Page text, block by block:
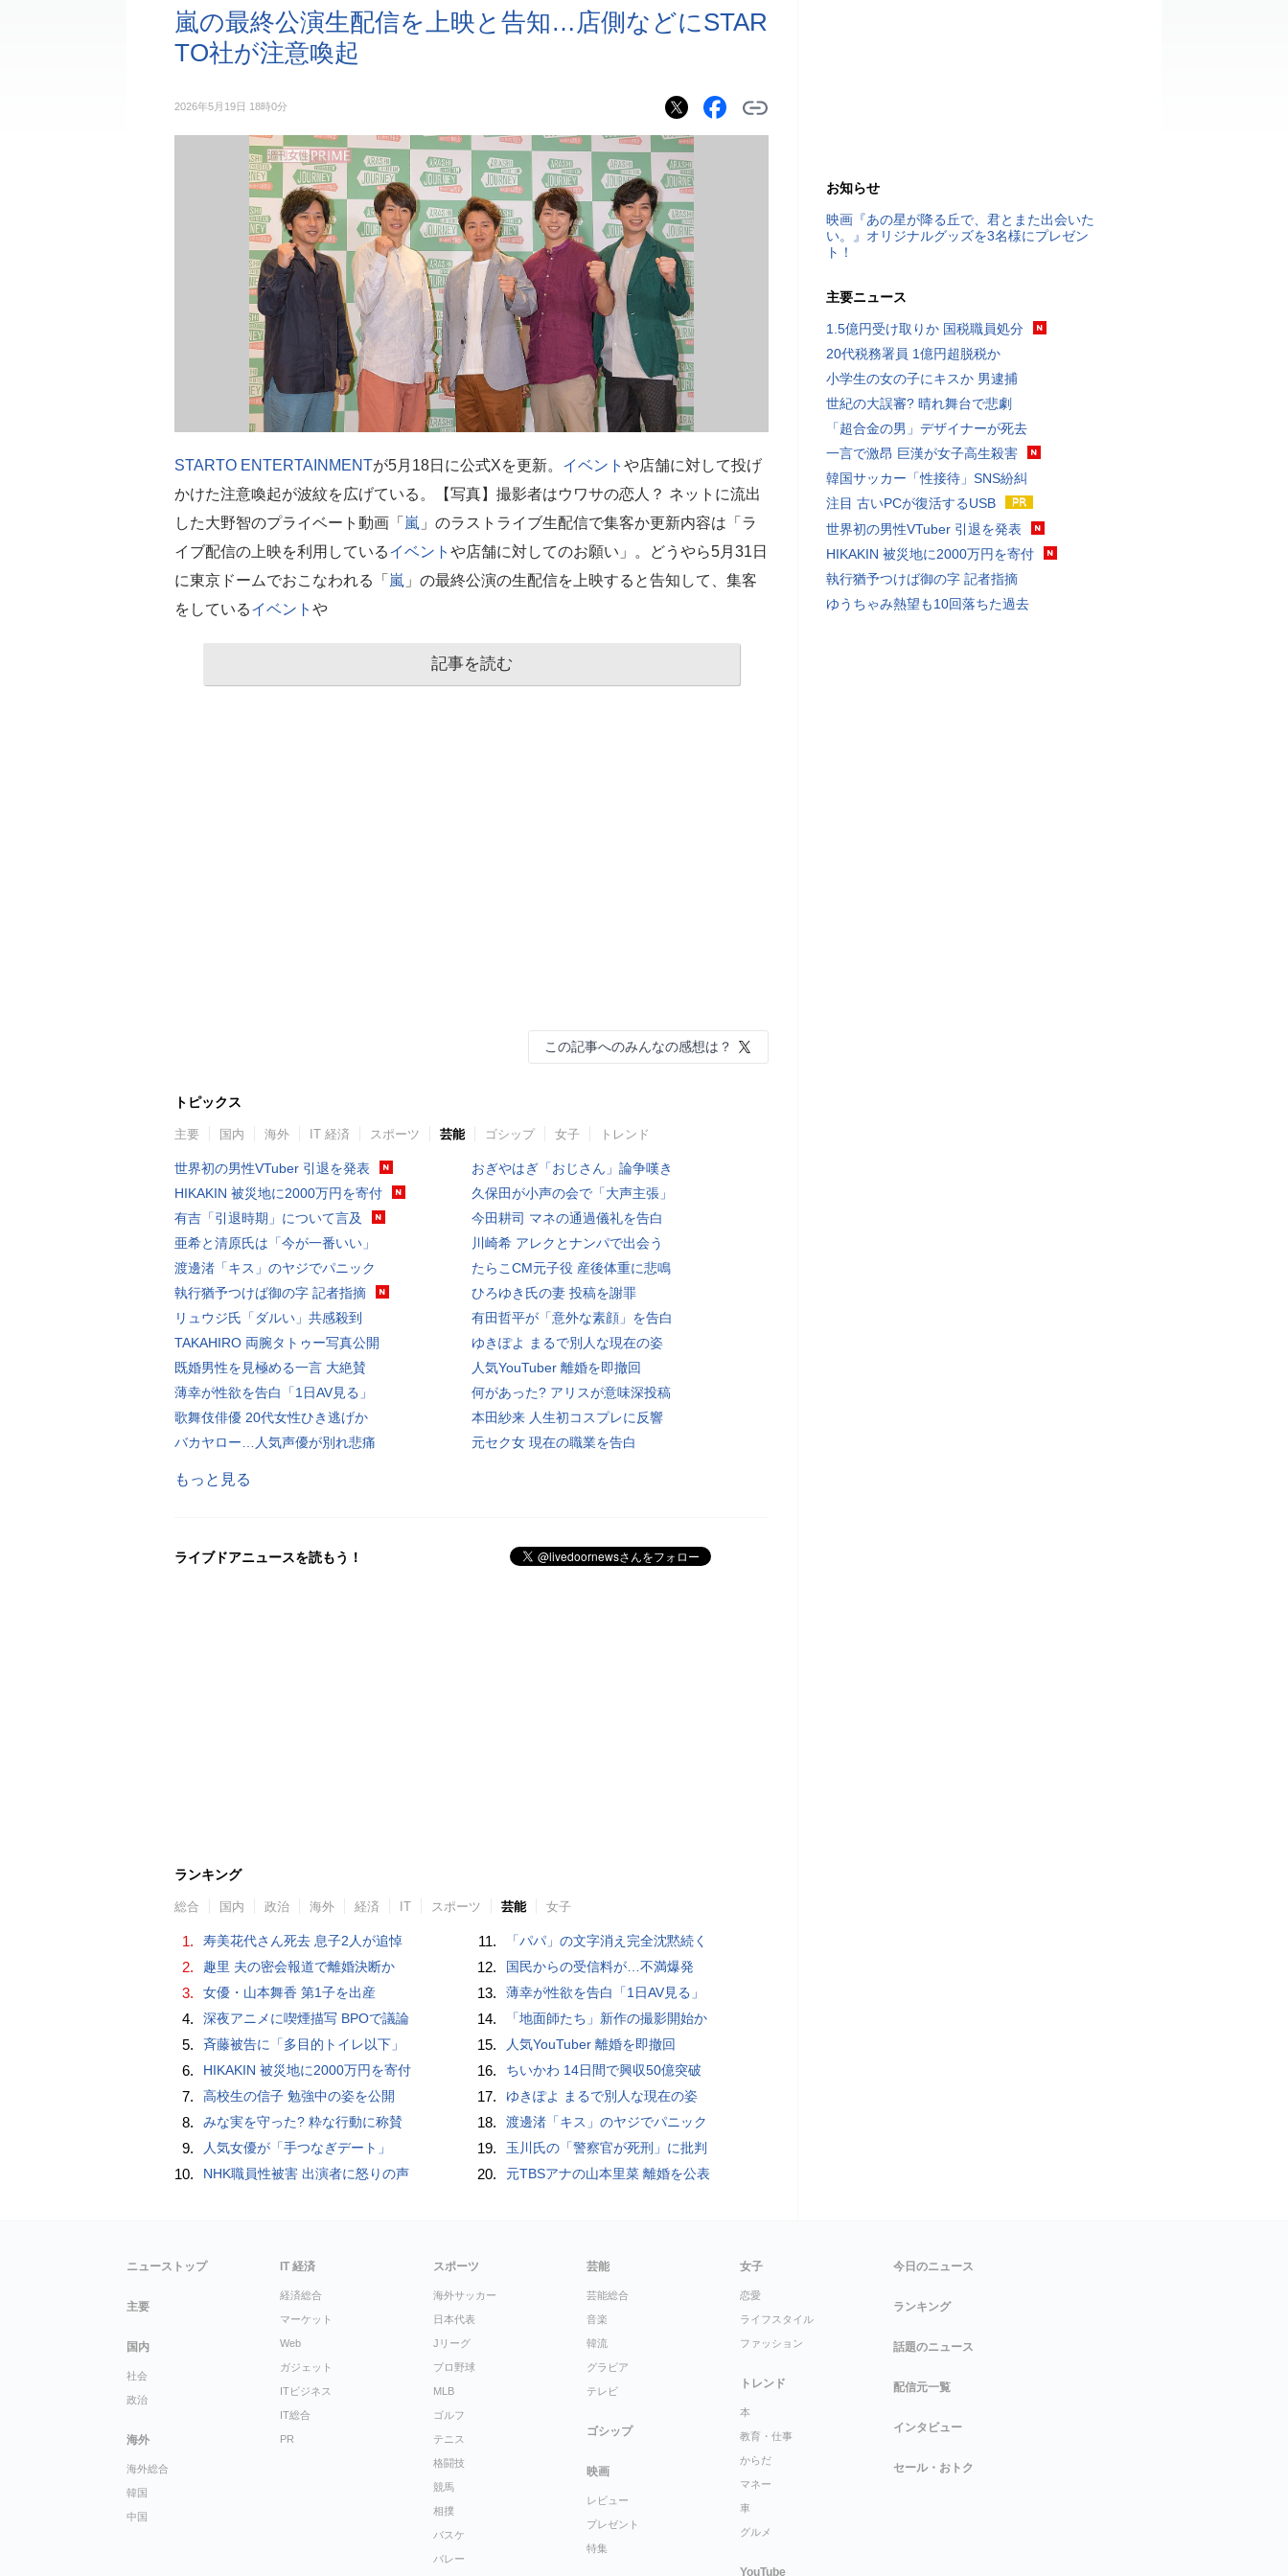
嵐の最終公演生配信を上映と告知…店側などにSTAR
TO社が注意喚起
2026年5月19日 18時0分
STARTO ENTERTAINMENTが5月18日に公式Xを更新。 イベント や店舗に対して投げ
かけた注意喚起が波紋を広げている。【写真】撮影者はウワサの恋人？ ネットに流出
した大野智のプライベート動画「 嵐 」のラストライブ生配信で集客か更新内容は「ラ
イブ配信の上映を利用しているイベント や店舗に対してのお願い」。どうやら5月31日
に東京ドームでおこなわれる「 嵐 」の最終公演の生配信を上映すると告知して、集客
をしているイベント や
記事を読む
この記事へのみんなの感想は？
トピックス
主要 国内 海外 IT 経済 スポーツ 芸能 ゴシップ 女子 トレンド
世界初の男性VTuber 引退を発表
HIKAKIN 被災地に2000万円を寄付
有吉「引退時期」について言及
亜希と清原氏は「今が一番いい」
渡邊渚「キス」のヤジでパニック
執行猶予つけば御の字 記者指摘
リュウジ氏「ダルい」共感殺到
TAKAHIRO 両腕タトゥー写真公開
既婚男性を見極める一言 大絶賛
薄幸が性欲を告白「1日AV見る」
歌舞伎俳優 20代女性ひき逃げか
バカヤロー…人気声優が別れ悲痛
おぎやはぎ「おじさん」論争嘆き
久保田が小声の会で「大声主張」
今田耕司 マネの通過儀礼を告白
川崎希 アレクとナンパで出会う
たらこCM元子役 産後体重に悲鳴
ひろゆき氏の妻 投稿を謝罪
有田哲平が「意外な素顔」を告白
ゆきぽよ まるで別人な現在の姿
人気YouTuber 離婚を即撤回
何があった? アリスが意味深投稿
本田紗来 人生初コスプレに反響
元セク女 現在の職業を告白
もっと見る
ライブドアニュースを読もう！
ランキング
総合 国内 政治 海外 経済 IT スポーツ 芸能 女子
1. 寿美花代さん死去 息子2人が追悼
2. 趣里 夫の密会報道で離婚決断か
3. 女優・山本舞香 第1子を出産
4. 深夜アニメに喫煙描写 BPOで議論
5. 斉藤被告に「多目的トイレ以下」
6. HIKAKIN 被災地に2000万円を寄付
7. 高校生の信子 勉強中の姿を公開
8. みな実を守った? 粋な行動に称賛
9. 人気女優が「手つなぎデート」
10. NHK職員性被害 出演者に怒りの声
11. 「パパ」の文字消え完全沈黙続く
12. 国民からの受信料が…不満爆発
13. 薄幸が性欲を告白「1日AV見る」
14. 「地面師たち」新作の撮影開始か
15. 人気YouTuber 離婚を即撤回
16. ちいかわ 14日間で興収50億突破
17. ゆきぽよ まるで別人な現在の姿
18. 渡邊渚「キス」のヤジでパニック
19. 玉川氏の「警察官が死刑」に批判
20. 元TBSアナの山本里菜 離婚を公表
お知らせ
映画『あの星が降る丘で、君とまた出会いた
い。』オリジナルグッズを3名様にプレゼン
ト！
主要ニュース
1.5億円受け取りか 国税職員処分
20代税務署員 1億円超脱税か
小学生の女の子にキスか 男逮捕
世紀の大誤審? 晴れ舞台で悲劇
「超合金の男」デザイナーが死去
一言で激昂 巨漢が女子高生殺害
韓国サッカー「性接待」SNS紛糾
注目 古いPCが復活するUSB
世界初の男性VTuber 引退を発表
HIKAKIN 被災地に2000万円を寄付
執行猶予つけば御の字 記者指摘
ゆうちゃみ熱望も10回落ちた過去
ニューストップ
主要
国内
社会
政治
海外
海外総合
韓国
中国
IT 経済
経済総合
マーケット
Web
ガジェット
ITビジネス
IT総合
PR
スポーツ
海外サッカー
日本代表
Jリーグ
プロ野球
MLB
ゴルフ
テニス
格闘技
競馬
相撲
バスケ
バレー
芸能
芸能総合
音楽
韓流
グラビア
テレビ
ゴシップ
映画
レビュー
プレゼント
特集
女子
恋愛
ライフスタイル
ファッション
トレンド
本
教育・仕事
からだ
マネー
車
グルメ
YouTube
今日のニュース
ランキング
話題のニュース
配信元一覧
インタビュー
セール・おトク